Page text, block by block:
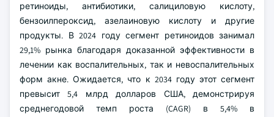
ретиноиды, антибиотики, салициловую кислоту,
бензоилпероксид, азелаиновую кислоту и другие
продукты. В 2024 году сегмент ретиноидов занимал
29,1% рынка благодаря доказанной эффективности в
лечении как воспалительных, так и невоспалительных
форм акне. Ожидается, что к 2034 году этот сегмент
превысит 5,4 млрд долларов США, демонстрируя
среднегодовой темп роста (CAGR) в 5,4% в